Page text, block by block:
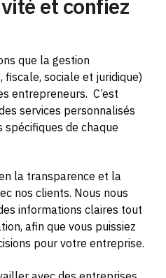
et confiez
que la gestion
sociale et juridique)
entrepreneurs. C’est
services personnalisés
de chaque
la transparence et la
nos clients. Nous nous
informations claires tout
afin que vous puissiez
pour votre entreprise.